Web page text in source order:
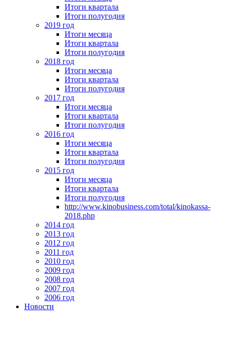
Итоги квартала
Итоги полугодия
2019 год
Итоги месяца
Итоги квартала
Итоги полугодия
2018 год
Итоги месяца
Итоги квартала
Итоги полугодия
2017 год
Итоги месяца
Итоги квартала
Итоги полугодия
2016 год
Итоги месяца
Итоги квартала
Итоги полугодия
2015 год
Итоги месяца
Итоги квартала
Итоги полугодия
http://www.kinobusiness.com/total/kinokassa-
2018.php
2014 год
2013 год
2012 год
2011 год
2010 год
2009 год
2008 год
2007 год
2006 год
Новости